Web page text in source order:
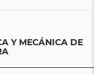
Y MECÁNICA DE